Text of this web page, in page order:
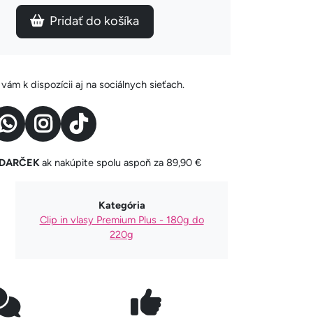
Pridať do košíka
k dispozícii aj na sociálnych sieťach.
ak nakúpite spolu aspoň za 89,90 €
Kategória
Clip in vlasy Premium Plus - 180g do
220g